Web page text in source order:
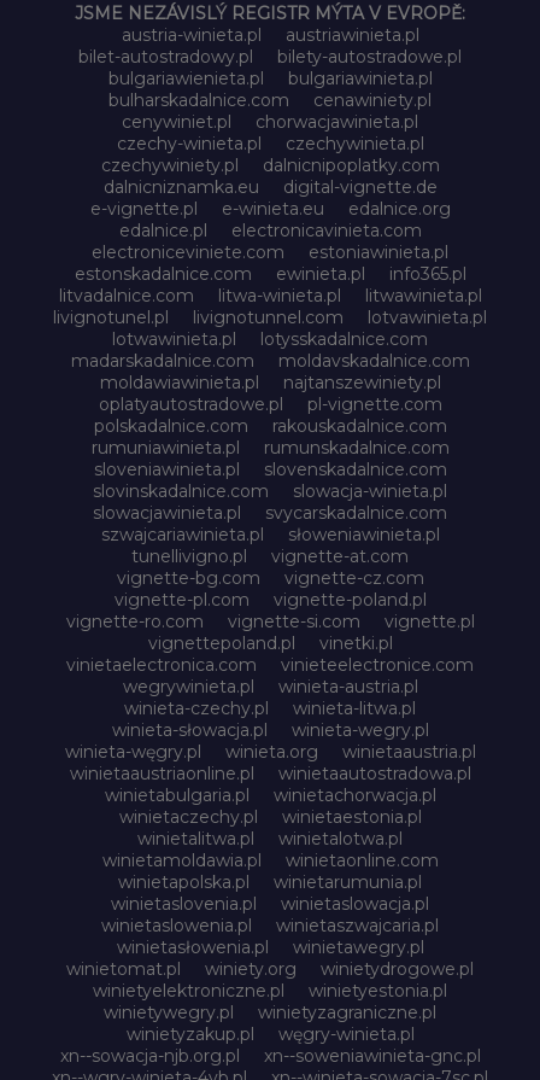
JSME NEZÁVISLÝ REGISTR MÝTA V EVROPĚ:
austria-winieta.pl
austriawinieta.pl
bilet-autostradowy.pl
bilety-autostradowe.pl
bulgariawienieta.pl
bulgariawinieta.pl
bulharskadalnice.com
cenawiniety.pl
cenywiniet.pl
chorwacjawinieta.pl
czechy-winieta.pl
czechywinieta.pl
czechywiniety.pl
dalnicnipoplatky.com
dalnicniznamka.eu
digital-vignette.de
e-vignette.pl
e-winieta.eu
edalnice.org
edalnice.pl
electronicavinieta.com
electroniceviniete.com
estoniawinieta.pl
estonskadalnice.com
ewinieta.pl
info365.pl
litvadalnice.com
litwa-winieta.pl
litwawinieta.pl
livignotunel.pl
livignotunnel.com
lotvawinieta.pl
lotwawinieta.pl
lotysskadalnice.com
madarskadalnice.com
moldavskadalnice.com
moldawiawinieta.pl
najtanszewiniety.pl
oplatyautostradowe.pl
pl-vignette.com
polskadalnice.com
rakouskadalnice.com
rumuniawinieta.pl
rumunskadalnice.com
sloveniawinieta.pl
slovenskadalnice.com
slovinskadalnice.com
slowacja-winieta.pl
slowacjawinieta.pl
svycarskadalnice.com
szwajcariawinieta.pl
słoweniawinieta.pl
tunellivigno.pl
vignette-at.com
vignette-bg.com
vignette-cz.com
vignette-pl.com
vignette-poland.pl
vignette-ro.com
vignette-si.com
vignette.pl
vignettepoland.pl
vinetki.pl
vinietaelectronica.com
vinieteelectronice.com
wegrywinieta.pl
winieta-austria.pl
winieta-czechy.pl
winieta-litwa.pl
winieta-słowacja.pl
winieta-wegry.pl
winieta-węgry.pl
winieta.org
winietaaustria.pl
winietaaustriaonline.pl
winietaautostradowa.pl
winietabulgaria.pl
winietachorwacja.pl
winietaczechy.pl
winietaestonia.pl
winietalitwa.pl
winietalotwa.pl
winietamoldawia.pl
winietaonline.com
winietapolska.pl
winietarumunia.pl
winietaslovenia.pl
winietaslowacja.pl
winietaslowenia.pl
winietaszwajcaria.pl
winietasłowenia.pl
winietawegry.pl
winietomat.pl
winiety.org
winietydrogowe.pl
winietyelektroniczne.pl
winietyestonia.pl
winietywegry.pl
winietyzagraniczne.pl
winietyzakup.pl
węgry-winieta.pl
xn--sowacja-njb.org.pl
xn--soweniawinieta-gnc.pl